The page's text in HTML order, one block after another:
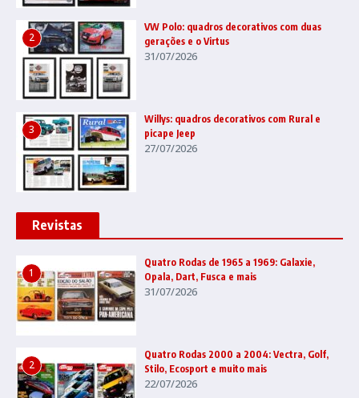
2
VW Polo: quadros decorativos com duas
gerações e o Virtus
31/07/2026
3
Willys: quadros decorativos com Rural e
picape Jeep
27/07/2026
Revistas
1
Quatro Rodas de 1965 a 1969: Galaxie,
Opala, Dart, Fusca e mais
31/07/2026
2
Quatro Rodas 2000 a 2004: Vectra, Golf,
Stilo, Ecosport e muito mais
22/07/2026